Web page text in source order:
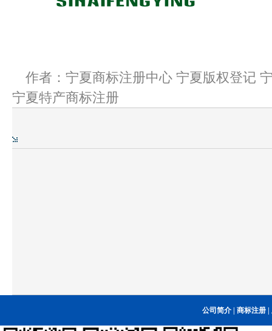
作者：宁夏商标注册中心 宁夏版权登记
宁夏特产商标注册
公司简介| 商标注册|